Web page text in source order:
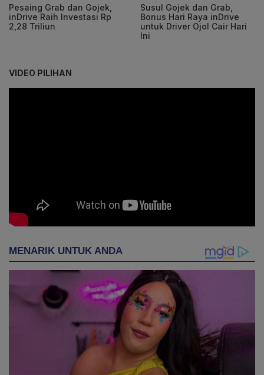
Pesaing Grab dan Gojek,
inDrive Raih Investasi Rp
2,28 Triliun
Susul Gojek dan Grab,
Bonus Hari Raya inDrive
untuk Driver Ojol Cair Hari
Ini
VIDEO PILIHAN